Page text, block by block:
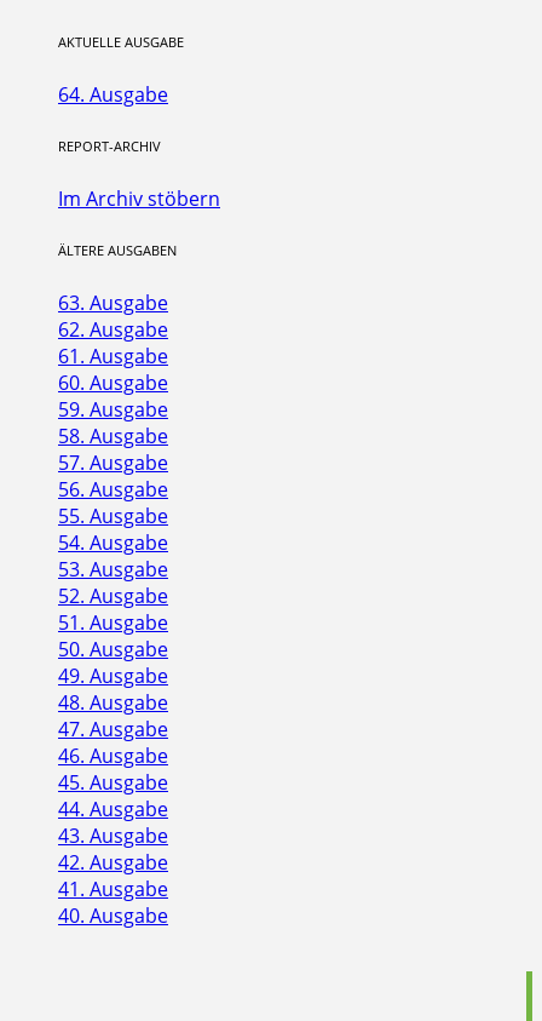
AKTUELLE AUSGABE
64. Ausgabe
REPORT-ARCHIV
Im Archiv stöbern
ÄLTERE AUSGABEN
63. Ausgabe
62. Ausgabe
61. Ausgabe
60. Ausgabe
59. Ausgabe
58. Ausgabe
57. Ausgabe
56. Ausgabe
55. Ausgabe
54. Ausgabe
53. Ausgabe
52. Ausgabe
51. Ausgabe
50. Ausgabe
49. Ausgabe
48. Ausgabe
47. Ausgabe
46. Ausgabe
45. Ausgabe
44. Ausgabe
43. Ausgabe
42. Ausgabe
41. Ausgabe
40. Ausgabe